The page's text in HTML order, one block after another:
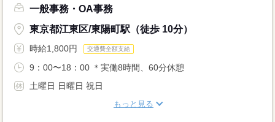
一般事務・OA事務
東京都江東区/東陽町駅（徒歩 10分）
時給1,800円 交通費全額支給
9：00〜18：00 ＊実働8時間、60分休憩
土曜日 日曜日 祝日
もっと見る